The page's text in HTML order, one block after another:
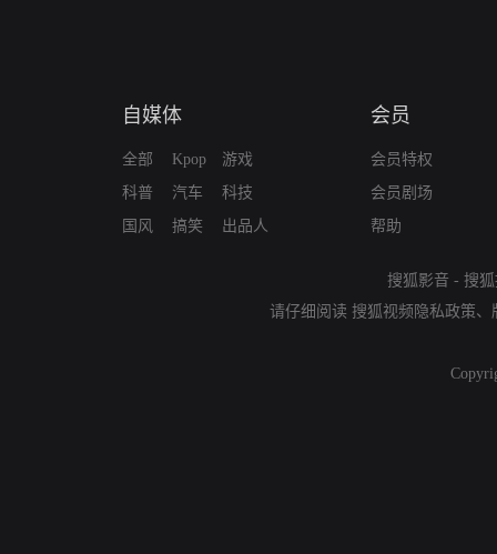
自媒体
全部
科普
国风
Kpop
汽车
搞笑
游戏
科技
出品人
会员
会员特权
会员剧场
帮助
搜狐影音 - 搜
请仔细阅读 搜狐视频隐私政策、